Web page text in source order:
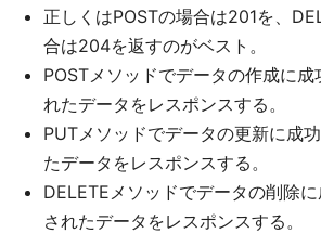
正しくはPOSTの場合は201を、
合は204を返すのがベスト。
POSTメソッドでデータの作成に成
れたデータをレスポンスする。
PUTメソッドでデータの更新に成
たデータをレスポンスする。
DELETEメソッドでデータの削除
されたデータをレスポンスする。